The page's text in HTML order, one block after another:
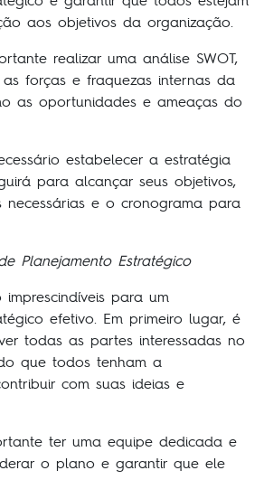
aos objetivos da organização.
realizar uma análise SWOT,
forças e fraquezas internas da
as oportunidades e ameaças do
estabelecer a estratégia
para alcançar seus objetivos,
necessárias e o cronograma para
Planejamento Estratégico
para um
efetivo. Em primeiro lugar, é
todas as partes interessadas no
que todos tenham a
com suas ideias e
ter uma equipe dedicada e
o plano e garantir que ele